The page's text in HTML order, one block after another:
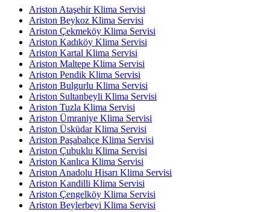
Ariston Ataşehir Klima Servisi
Ariston Beykoz Klima Servisi
Ariston Çekmeköy Klima Servisi
Ariston Kadıköy Klima Servisi
Ariston Kartal Klima Servisi
Ariston Maltepe Klima Servisi
Ariston Pendik Klima Servisi
Ariston Bulgurlu Klima Servisi
Ariston Sultanbeyli Klima Servisi
Ariston Tuzla Klima Servisi
Ariston Ümraniye Klima Servisi
Ariston Üsküdar Klima Servisi
Ariston Paşabahçe Klima Servisi
Ariston Çubuklu Klima Servisi
Ariston Kanlıca Klima Servisi
Ariston Anadolu Hisarı Klima Servisi
Ariston Kandilli Klima Servisi
Ariston Çengelköy Klima Servisi
Ariston Beylerbeyi Klima Servisi